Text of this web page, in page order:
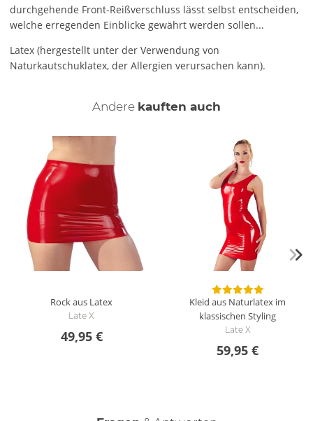
durchgehende Front-Reißverschluss lässt selbst entscheiden,
welche erregenden Einblicke gewährt werden sollen...
Latex (hergestellt unter der Verwendung von
Naturkautschuklatex, der Allergien verursachen kann).
Andere kauften auch
Rock aus Latex
Late X
49,95 €
Kleid aus Naturlatex im
klassischen Styling
Late X
59,95 €